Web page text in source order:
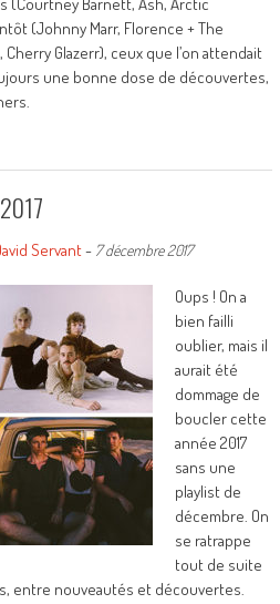
(Johnny Marr, Florence + The
Glazerr), ceux que l’on attendait
une bonne dose de découvertes,
Servant- 7 décembre 2017
Oups ! On a
bien failli
oublier, mais il
aurait été
dommage de
boucler cette
année 2017
sans une
playlist de
décembre. On
se ratrappe
tout de suite
entre nouveautés et découvertes.